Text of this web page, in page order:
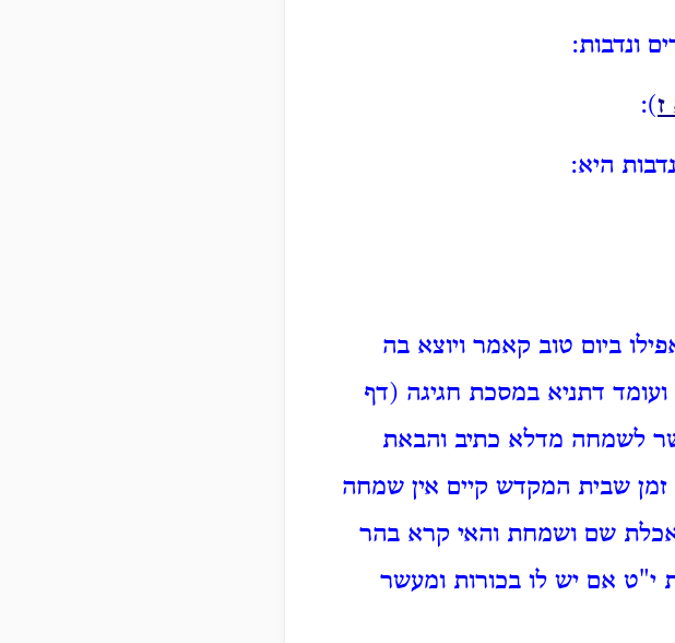
ונדבות:
ז):
היא:
ביום טוב קאמר ויוצא בה
דתניא במסכת חגיגה (דף
לשמחה מדלא כתיב והבאת
שבית המקדש קיים אין שמחה
שם ושמחת והאי קרא בהר
י"ט אם יש לו בכורות ומעשר